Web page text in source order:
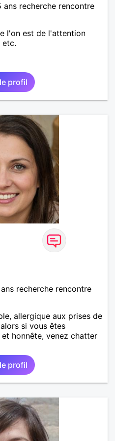
ans recherche rencontre
l'on est de l'attention
etc.
profil
recherche rencontre
allergique aux prises de
si vous êtes
honnête, venez chatter
profil